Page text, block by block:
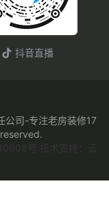
抖音直播
司-专注老房装修17